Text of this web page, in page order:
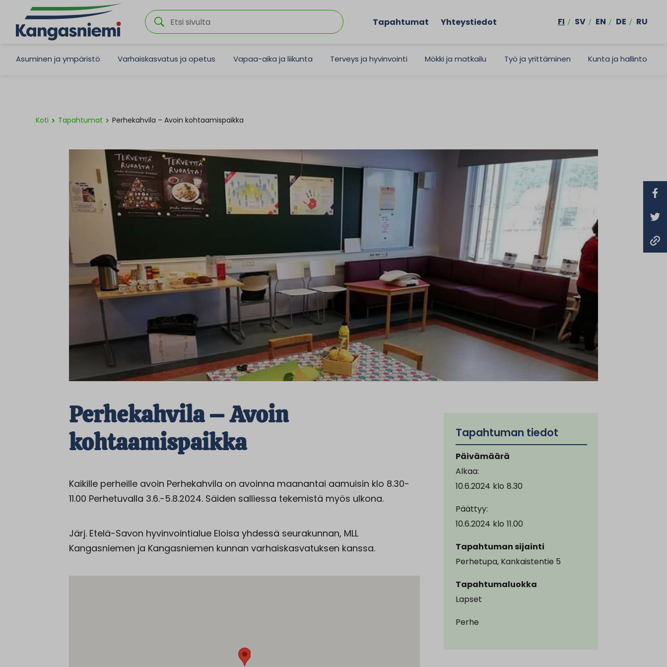
Tapahtumat Yhteystiedot FI SV EN DE RU
Asuminen ja ympäristö Varhaiskasvatus ja opetus Vapaa-aika ja liikunta Terveys ja hyvinvointi Mökki ja matkailu Työ ja yrittäminen Kunta ja hallinto
Koti Tapahtumat Perhekahvila – Avoin kohtaamispaikka
Perhekahvila – Avoin
kohtaamispaikka
Kaikille perheille avoin Perhekahvila on avoinna maanantai aamuisin klo 8.30-
11.00 Perhetuvalla 3.6.-5.8.2024. Säiden salliessa tekemistä myös ulkona.
Järj. Etelä-Savon hyvinvointialue Eloisa yhdessä seurakunnan, MLL
Kangasniemen ja Kangasniemen kunnan varhaiskasvatuksen kanssa.
Tapahtuman tiedot
Päivämäärä
Alkaa:
10.6.2024 klo 8.30
Päättyy:
10.6.2024 klo 11.00
Tapahtuman sijainti
Perhetupa, Kankaistentie 5
Tapahtumaluokka
Lapset
Perhe